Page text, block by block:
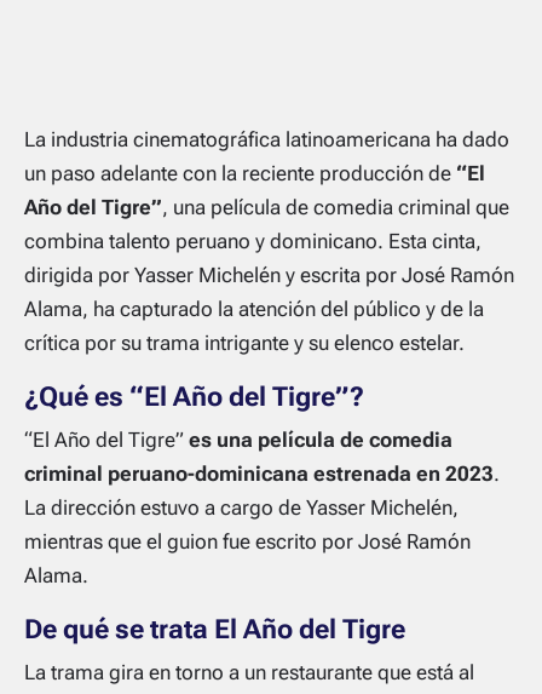
La industria cinematográfica latinoamericana ha dado
un paso adelante con la reciente producción de “El
Año del Tigre”, una película de comedia criminal que
combina talento peruano y dominicano. Esta cinta,
dirigida por Yasser Michelén y escrita por José Ramón
Alama, ha capturado la atención del público y de la
crítica por su trama intrigante y su elenco estelar.
¿Qué es “El Año del Tigre”?
“El Año del Tigre” es una película de comedia
criminal peruano-dominicana estrenada en 2023.
La dirección estuvo a cargo de Yasser Michelén,
mientras que el guion fue escrito por José Ramón
Alama.
De qué se trata El Año del Tigre
La trama gira en torno a un restaurante que está al